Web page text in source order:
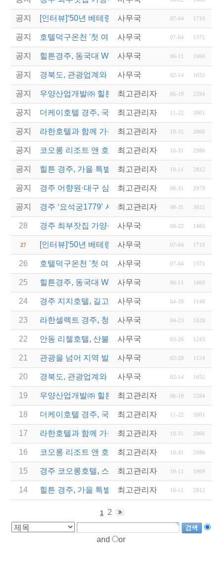
공지 [인터뷰]‘50년 베테랑’ 힐튼경주 김남철 총지배인 “
사무국 07-04 1710
공지 호텔덕구온천 '첫 여성 총지배인' 새 역사를 쓰다
사무국 07-04 1571
공지 힐튼경주, 동국대 WISE캠퍼스에 12년째 장학금 전
사무국 06-11 1666
공지 경북도, 관광업계와 협력해 지역경제 재도약 나선다
사무국 02-14 1652
공지 우양산업개발㈜ 힐튼경주, 동국대 호텔관광외식경
최고관리자 06-19 2284
공지 더케이호텔 경주, 국내 첫 '반려동물 친화호텔' 탈바
최고관리자 11-22 3001
공지 라한호텔과 함께 가을정취 물씬나는 '추캉스' 떠나자
최고관리자 10-31 2866
공지 코오롱 리조트 앤 호텔, '컬처 위드 코오롱' 패키지
최고관리자 10-31 2986
공지 힐튼 경주, 가을 특별 기획 'IT'S AUTUMN' 프로…
최고관리자 10-11 2812
공지 경주 어향원·대구 삼송빵집... 백년가게·백년소공인
최고관리자 08-31 2979
공지 경주 ‘요석궁1779’ 시절식 반상...2023 우수문화상
최고관리자 08-31 3022
28 경주 최부잣집 가양주 ‘대몽재1779’ 대통령 취임 만
사무국 08-22 1485
27 [인터뷰]‘50년 베테랑’ 힐튼경주 김남철 총지배인 “
사무국 07-04 1710
26 호텔덕구온천 '첫 여성 총지배인' 새 역사를 쓰다
사무국 07-04 1571
25 힐튼경주, 동국대 WISE캠퍼스에 12년째 장학금 전
사무국 06-11 1666
24 경주 지지호텔, 길고양이가 맺어준 인연 ‘특별전시’
사무국 04-29 1140
23 라한셀렉트 경주, 청년 로컬 예술가 지원 확대
사무국 04-23 1028
22 안동 리첼호텔, 산불 대피 주민들에게 무료 숙식 제공
사무국 03-26 1245
21 관광을 넘어 지역 발전으로… 라한호텔, 로컬상생
사무국 02-28 1124
20 경북도, 관광업계와 협력해 지역경제 재도약 나선다
사무국 02-14 1652
19 우양산업개발㈜ 힐튼경주, 동국대 호텔관광외식경
최고관리자 06-19 2284
18 더케이호텔 경주, 국내 첫 '반려동물 친화호텔' 탈바
최고관리자 11-22 3001
17 라한호텔과 함께 가을정취 물씬나는 '추캉스' 떠나자
최고관리자 10-31 2866
16 코오롱 리조트 앤 호텔, '컬처 위드 코오롱' 패키지
최고관리자 10-31 2986
15 경주 코오롱호텔, 스페셜 라운드 이벤트 진행
최고관리자 10-11 1969
14 힐튼 경주, 가을 특별 기획 'IT'S AUTUMN' 프로…
최고관리자 10-11 2812
1 2
and or